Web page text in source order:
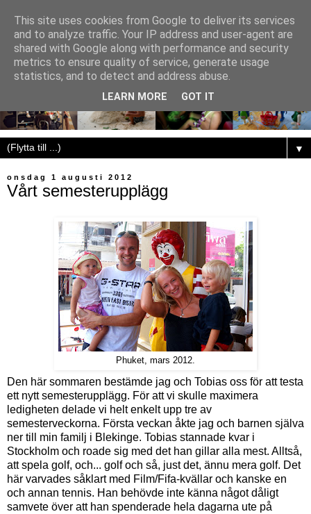
▼
onsdag 1 augusti 2012
Vårt semesterupplägg
Phuket, mars 2012.
Den här sommaren bestämde jag och Tobias oss för att testa
ett nytt semesterupplägg. För att vi skulle maximera
ledigheten delade vi helt enkelt upp tre av
semesterveckorna. Första veckan åkte jag och barnen själva
ner till min familj i Blekinge. Tobias stannade kvar i
Stockholm och roade sig med det han gillar alla mest. Alltså,
att spela golf, och... golf och så, just det, ännu mera golf. Det
här varvades såklart med Film/Fifa-kvällar och kanske en
och annan tennis. Han behövde inte känna något dåligt
samvete över att han spenderade hela dagarna ute på
This site uses cookies from Google to deliver its services
and to analyze traffic. Your IP address and user-agent are
shared with Google along with performance and security
metrics to ensure quality of service, generate usage
statistics, and to detect and address abuse.
LEARN MORE GOT IT